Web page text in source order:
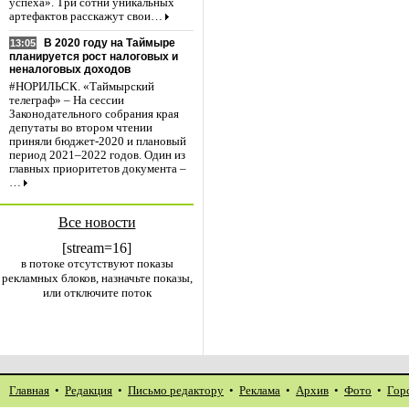
успеха». Три сотни уникальных
артефактов расскажут свои…
13:05
В 2020 году на Таймыре
планируется рост налоговых и
неналоговых доходов
#НОРИЛЬСК. «Таймырский
телеграф» – На сессии
Законодательного собрания края
депутаты во втором чтении
приняли бюджет-2020 и плановый
период 2021–2022 годов. Один из
главных приоритетов документа –
…
Все новости
[stream=16]
в потоке отсутствуют показы
рекламных блоков, назначьте показы,
или отключите поток
Главная • Редакция • Письмо редактору • Реклама • Архив • Фото •